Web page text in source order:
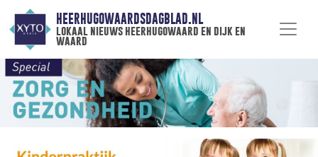
HEERHUGOWAARDSDAGBLAD.NL
lokaal nieuws heerhugowaard en dijk en
waard